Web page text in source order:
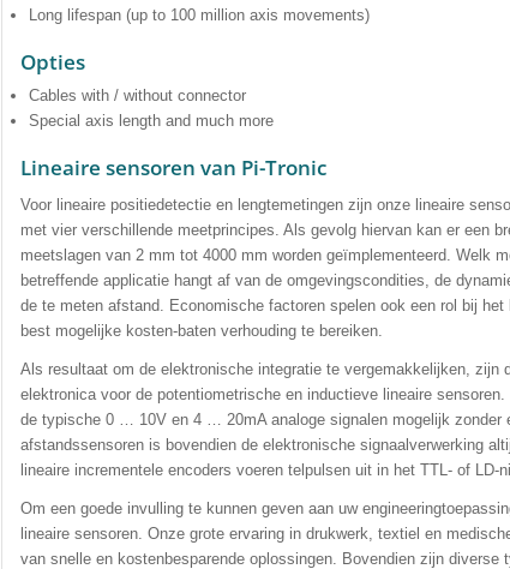
Long lifespan (up to 100 million axis movements)
Opties
Cables with / without connector
Special axis length and much more
Lineaire sensoren van Pi-Tronic
Voor lineaire positiedetectie en lengtemetingen zijn onze lineaire
met vier verschillende meetprincipes. Als gevolg hiervan kan er een
meetslagen van 2 mm tot 4000 mm worden geïmplementeerd. Welk
betreffende applicatie hangt af van de omgevingscondities, de
de te meten afstand. Economische factoren spelen ook een rol bij
best mogelijke kosten-baten verhouding te bereiken.
Als resultaat om de elektronische integratie te vergemakkelijken, zijn
elektronica voor de potentiometrische en inductieve lineaire
de typische 0 … 10V en 4 … 20mA analoge signalen mogelijk zonder
afstandssensoren is bovendien de elektronische signaalverwerking
lineaire incrementele encoders voeren telpulsen uit in het TTL- of LD-
Om een goede invulling te kunnen geven aan uw
lineaire sensoren. Onze grote ervaring in drukwerk, textiel en
van snelle en kostenbesparende oplossingen. Bovendien zijn diverse